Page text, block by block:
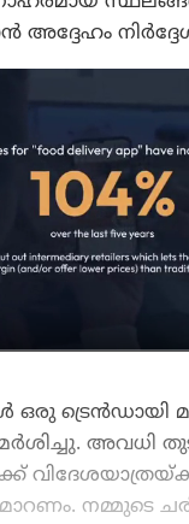
ഒരു ട്രെൻഡായി
അവധി
നമ്മുടെ